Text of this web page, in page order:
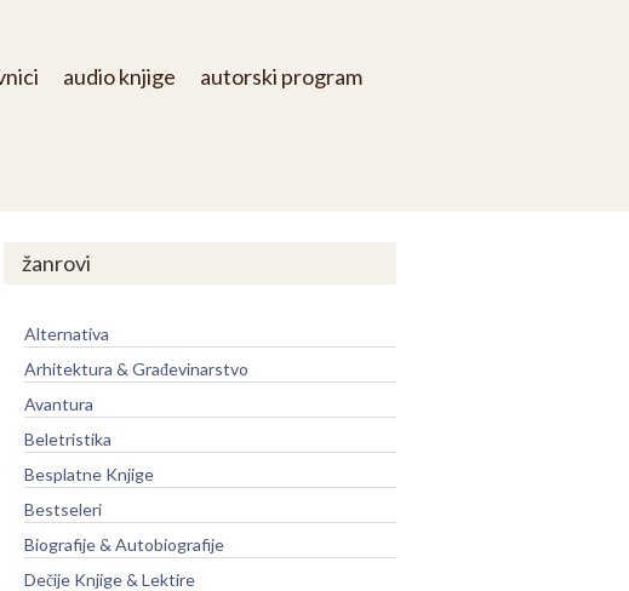
audio knjige autorski program
žanrovi
Alternativa
Arhitektura & Građevinarstvo
Avantura
Beletristika
Besplatne Knjige
Bestseleri
Biografije & Autobiografije
Dečije Knjige & Lektire